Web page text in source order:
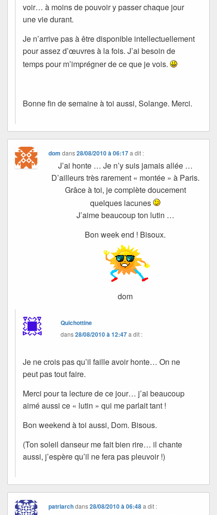
voir… à moins de pouvoir y passer chaque jour
une vie durant.
Je n’arrive pas à être disponible intellectuellement
pour assez d’œuvres à la fois. J’ai besoin de
temps pour m’imprégner de ce que je vois.
Bonne fin de semaine à toi aussi, Solange. Merci.
dom dans28/08/2010 à 06:17 a dit :
J’ai honte … Je n’y suis jamais allée …
D’ailleurs très rarement « montée » à Paris.
Grâce à toi, je complète doucement
quelques lacunes
J’aime beaucoup ton lutin …
Bon week end ! Bisoux.
dom
Quichottine
dans28/08/2010 à 12:47a dit :
Je ne crois pas qu’il faille avoir honte… On ne
peut pas tout faire.
Merci pour ta lecture de ce jour… j’ai beaucoup
aimé aussi ce « lutin » qui me parlait tant !
Bon weekend à toi aussi, Dom. Bisous.
(Ton soleil danseur me fait bien rire… il chante
aussi, j’espère qu’il ne fera pas pleuvoir !)
patriarchdans28/08/2010 à 06:48 a dit :